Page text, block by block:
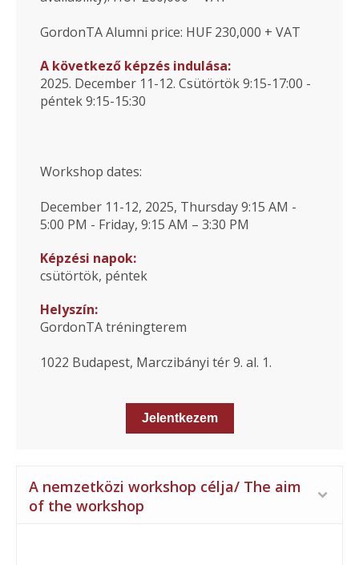
GordonTA Alumni price: HUF 230,000 + VAT
A következő képzés indulása:
2025. December 11-12. Csütörtök 9:15-17:00 -
péntek 9:15-15:30
Workshop dates:
December 11-12, 2025, Thursday 9:15 AM -
5:00 PM - Friday, 9:15 AM – 3:30 PM
Képzési napok:
csütörtök, péntek
Helyszín:
GordonTA tréningterem
1022 Budapest, Marczibányi tér 9. al. 1.
Jelentkezem
A nemzetközi workshop célja/ The aim
of the workshop